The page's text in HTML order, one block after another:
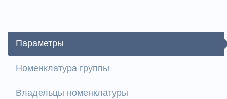
Параметры
Номенклатура группы
Владельцы номенклатуры